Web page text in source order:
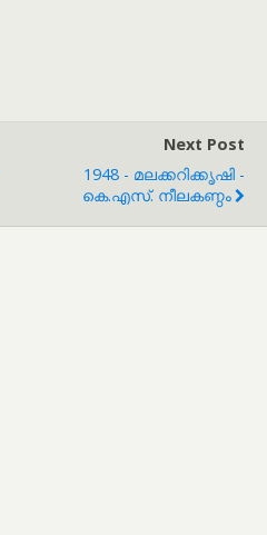
Next Post
1948 - മലക്കറിക്കൃഷി -
കെ.എസ്. നീലകണ്ഠം